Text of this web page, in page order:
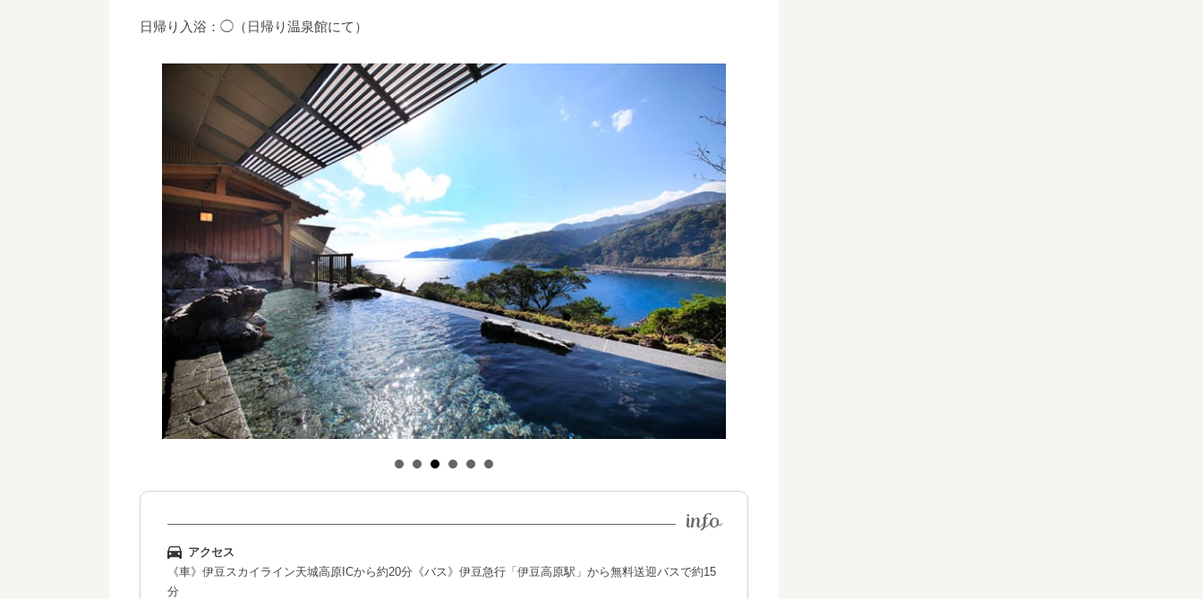
日帰り入浴：◯（日帰り温泉館にて）
アクセス
《車》伊豆スカイライン天城高原ICから約20分《バス》伊豆急行「伊豆高原駅」から無料送迎バスで約15
分